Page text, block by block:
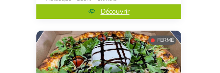
Découvrir
FERMÉ